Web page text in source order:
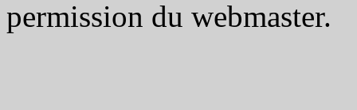
permission du webmaster.